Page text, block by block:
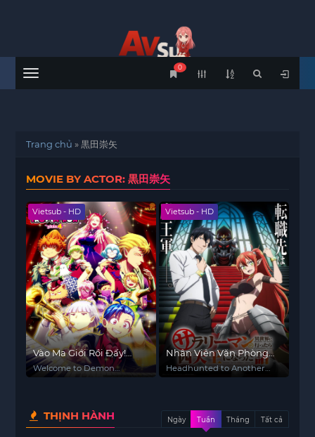
Menu
0
Trang chủ »黒田崇矢
MOVIE BY ACTOR: 黒田崇矢
Vietsub - HD
Vào Ma Giới Rồi Đấy!
Iruma-kun (Phần 4)
Welcome to Demon
Vietsub - HD
Nhân Viên Văn Phòng
Được Triệu Hồi Thành Tứ
Đại Thiên Vương Ở Thế
Headhunted to Another
THỊNH HÀNH Ngày Tuần Tháng Tất cả